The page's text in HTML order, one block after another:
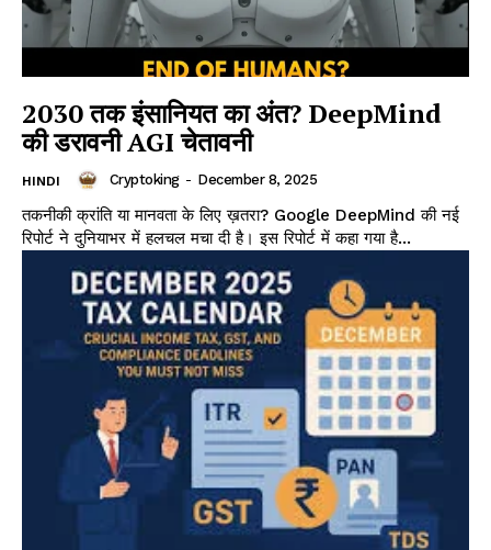
2030 तक इंसानियत का अंत? DeepMind
की डरावनी AGI चेतावनी
HINDI Cryptoking - December 8, 2025
तकनीकी क्रांति या मानवता के लिए ख़तरा? Google DeepMind की नई
रिपोर्ट ने दुनियाभर में हलचल मचा दी है। इस रिपोर्ट में कहा गया है...